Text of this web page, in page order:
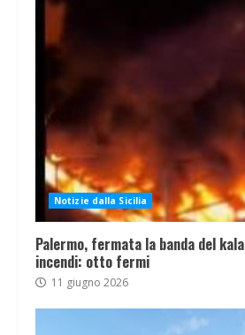
Notizie dalla Sicilia
Palermo, fermata la banda del
incendi: otto fermi
11 giugno 2026